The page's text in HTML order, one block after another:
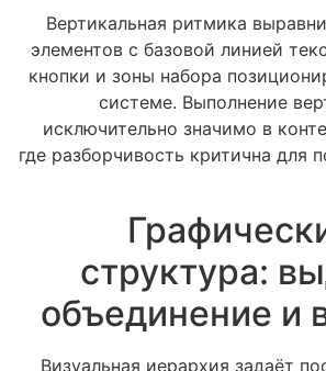
Вертикальная ритмика
элементов с базовой линией
кнопки и зоны набора
системе. Выполнение
исключительно значимо в
где разборчивость критична для
структура:
объединение и
Визуальная иерархия задаёт